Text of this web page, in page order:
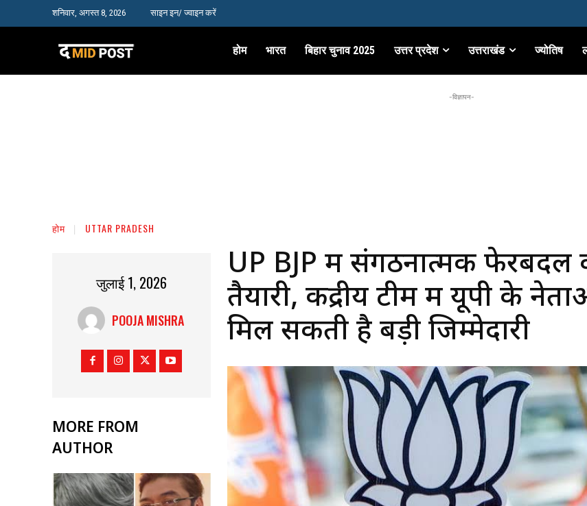
शनिवार, अगस्त 8, 2026 साइन इन/ ज्वाइन करें
होम भारत बिहार चुनाव 2025 उत्तर प्रदेश उत्तराखंड ज्योतिष
-विज्ञापन-
होम UTTAR PRADESH
जुलाई 1, 2026
POOJA MISHRA
MORE FROM
AUTHOR
UP BJP में संगठनात्मक फेरबदल
तैयारी, केंद्रीय टीम में यूपी के
मिल सकती है बड़ी जिम्मेदारी